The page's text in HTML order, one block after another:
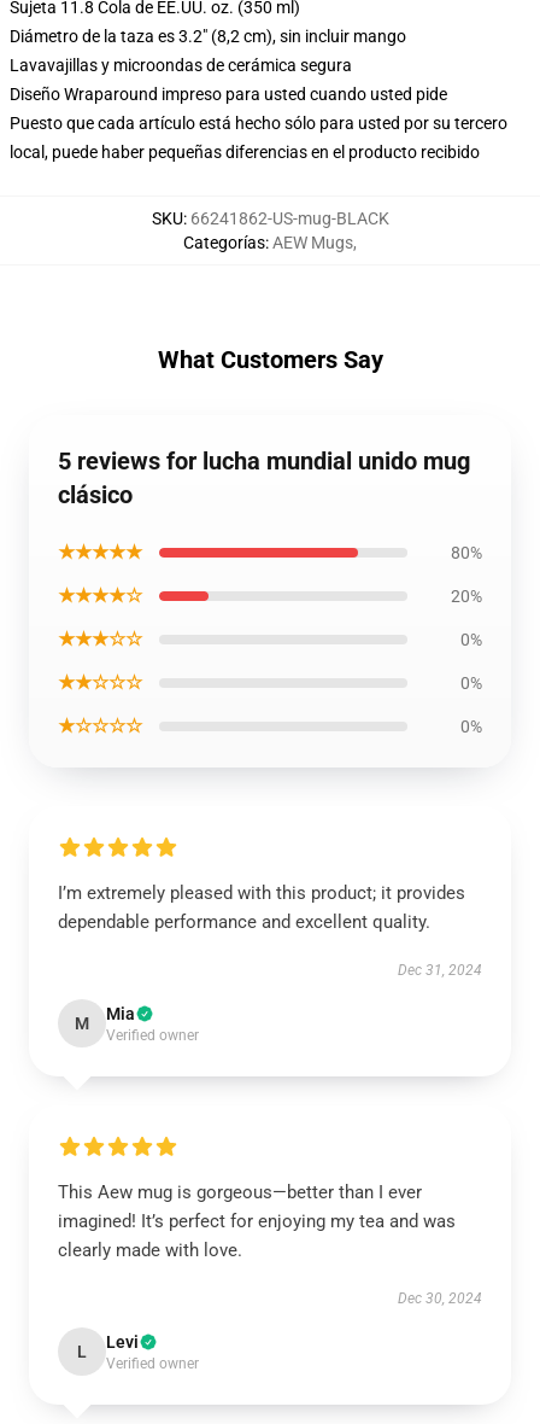
Sujeta 11.8 Cola de EE.UU. oz. (350 ml)
Diámetro de la taza es 3.2" (8,2 cm), sin incluir mango
Lavavajillas y microondas de cerámica segura
Diseño Wraparound impreso para usted cuando usted pide
Puesto que cada artículo está hecho sólo para usted por su tercero
local, puede haber pequeñas diferencias en el producto recibido
SKU: 66241862-US-mug-BLACK
Categorías:AEW Mugs,
What Customers Say
5 reviews for lucha mundial unido mug
clásico
★★★★★ 80%
★★★★☆ 20%
★★★☆☆ 0%
★★☆☆☆ 0%
★☆☆☆☆ 0%
I’m extremely pleased with this product; it provides
dependable performance and excellent quality.
Dec 31, 2024
M Mia
Verified owner
This Aew mug is gorgeous—better than I ever
imagined! It’s perfect for enjoying my tea and was
clearly made with love.
Dec 30, 2024
L Levi
Verified owner